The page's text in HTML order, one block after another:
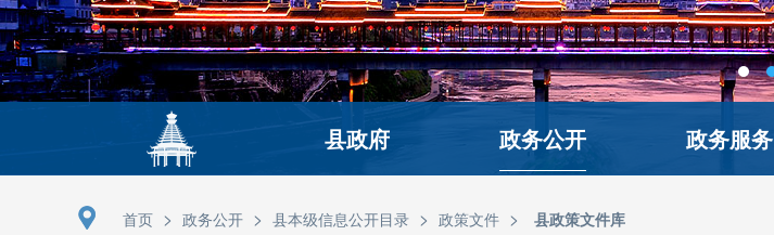
县政府 政务公开 政务服务
首页 > 政务公开 > 县本级信息公开目录 > 政策文件 > 县政策文件库